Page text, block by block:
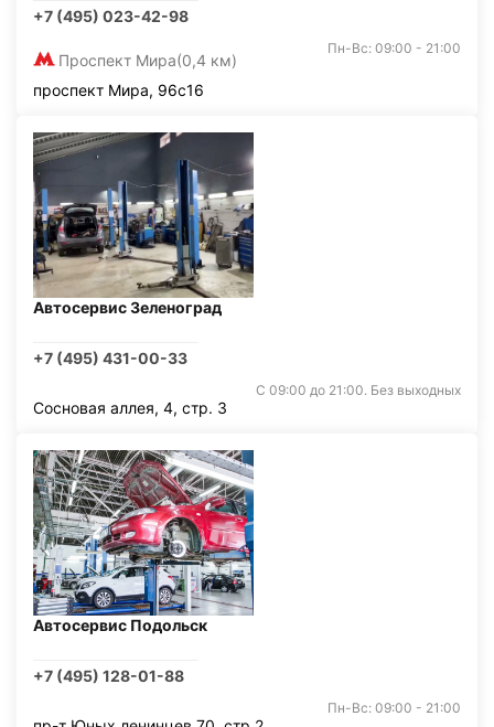
+7 (495) 023-42-98
Проспект Мира(0,4 км)
Пн-Вс: 09:00 - 21:00
проспект Мира, 96с16
Автосервис Зеленоград
+7 (495) 431-00-33
С 09:00 до 21:00. Без выходных
Сосновая аллея, 4, стр. 3
Автосервис Подольск
+7 (495) 128-01-88
Пн-Вс: 09:00 - 21:00